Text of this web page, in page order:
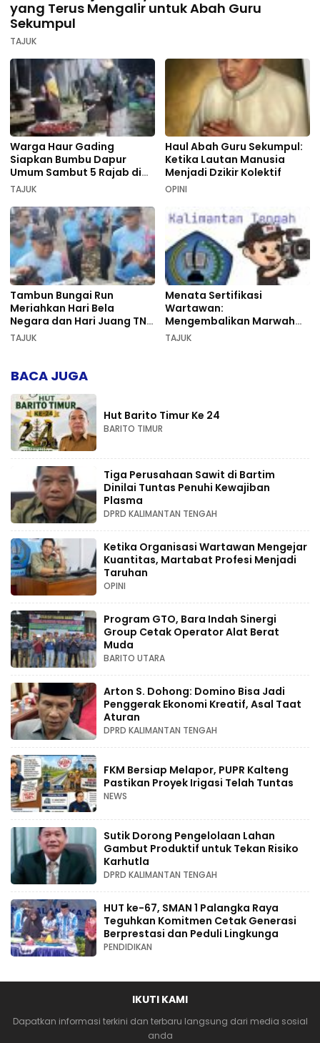
yang Terus Mengalir untuk Abah Guru
Sekumpul
TAJUK
Warga Haur Gading
Siapkan Bumbu Dapur
Umum Sambut 5 Rajab di
Sekumpul
TAJUK
Haul Abah Guru Sekumpul:
Ketika Lautan Manusia
Menjadi Dzikir Kolektif
OPINI
Tambun Bungai Run
Meriahkan Hari Bela
Negara dan Hari Juang TNI
AD di Palangka Raya
TAJUK
Menata Sertifikasi
Wartawan:
Mengembalikan Marwah
Pers dan Keadilan
TAJUK
BACA JUGA
Hut Barito Timur Ke 24
BARITO TIMUR
Tiga Perusahaan Sawit di Bartim
Dinilai Tuntas Penuhi Kewajiban
Plasma
DPRD KALIMANTAN TENGAH
Ketika Organisasi Wartawan Mengejar
Kuantitas, Martabat Profesi Menjadi
Taruhan
OPINI
Program GTO, Bara Indah Sinergi
Group Cetak Operator Alat Berat
Muda
BARITO UTARA
Arton S. Dohong: Domino Bisa Jadi
Penggerak Ekonomi Kreatif, Asal Taat
Aturan
DPRD KALIMANTAN TENGAH
FKM Bersiap Melapor, PUPR Kalteng
Pastikan Proyek Irigasi Telah Tuntas
NEWS
Sutik Dorong Pengelolaan Lahan
Gambut Produktif untuk Tekan Risiko
Karhutla
DPRD KALIMANTAN TENGAH
HUT ke-67, SMAN 1 Palangka Raya
Teguhkan Komitmen Cetak Generasi
Berprestasi dan Peduli Lingkunga
PENDIDIKAN
IKUTI KAMI
Dapatkan informasi terkini dan terbaru langsung dari media sosial
anda